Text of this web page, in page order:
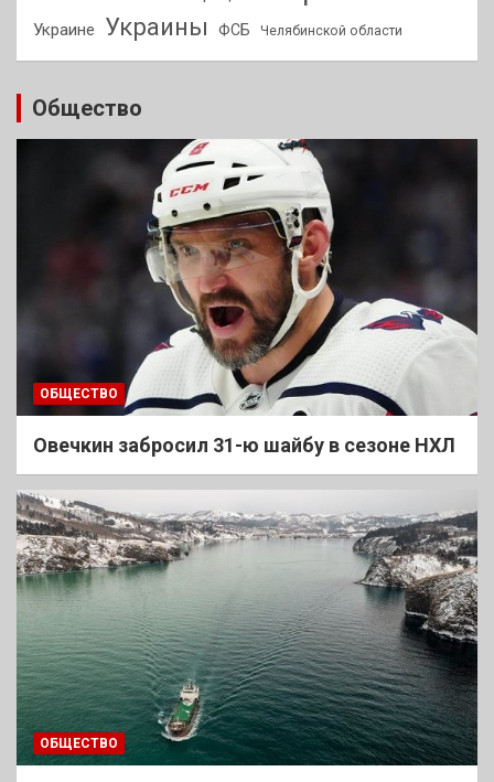
Украине Украины ФСБ Челябинской области
Общество
ОБЩЕСТВО
Овечкин забросил 31-ю шайбу в сезоне НХЛ
ОБЩЕСТВО